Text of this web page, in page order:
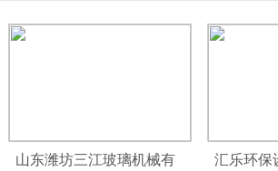
山东潍坊三江玻璃机械有
汇乐环保